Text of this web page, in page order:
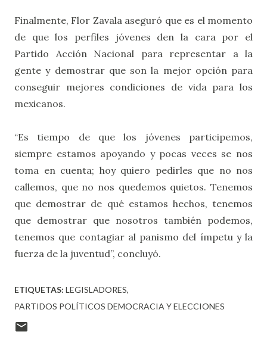
Finalmente, Flor Zavala aseguró quees el momento
de que los perfiles jóvenes den la cara por el
Partido Acción Nacional para representar a la
gente y demostrar que son la mejor opción para
conseguir mejores condiciones de vida para los
mexicanos.
“Es tiempo de que los jóvenes participemos,
siempre estamos apoyando y pocas veces se nos
toma en cuenta; hoy quiero pedirles que no nos
callemos, que no nos quedemos quietos. Tenemos
que demostrar de qué estamos hechos, tenemos
que demostrar que nosotros también podemos,
tenemos que contagiar al panismo del ímpetu y la
fuerza de la juventud”, concluyó.
ETIQUETAS: LEGISLADORES
PARTIDOS POLÍTICOS DEMOCRACIA Y ELECCIONES